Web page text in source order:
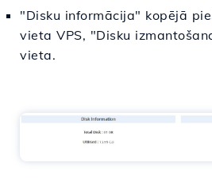
"Disku informācija" kopējā
vieta VPS, "Disku
vieta.